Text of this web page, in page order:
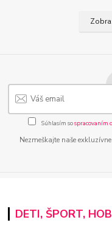
Súhlasím sospracovaním
Nezmeškajte naše
DETI, ŠPORT,